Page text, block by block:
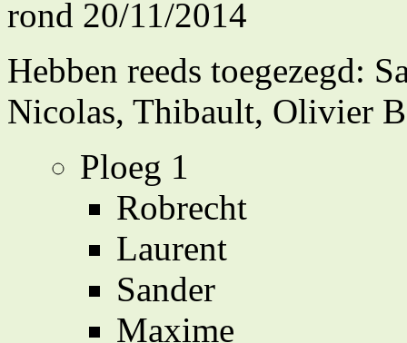
rond 20/11/2014
Hebben reeds toegezegd:
Nicolas, Thibault, Olivier
Ploeg 1
Robrecht
Laurent
Sander
Maxime